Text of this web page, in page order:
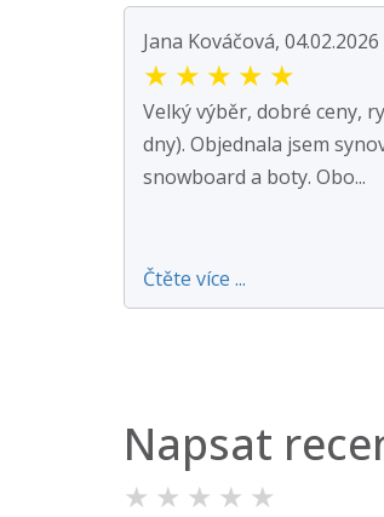
Jana Kováčová, 04.02.2026
★ ★ ★ ★ ★
Velký výběr, dobré ceny,
dny). Objednala jsem
snowboard a boty. Obo...
Čtěte více ...
Napsat
★ ★ ★ ★ ★